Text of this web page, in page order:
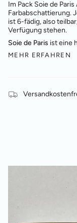
Im Pack Soie de
Farbabschattierung.
ist 6-fädig, also
Verfügung stehen.
Soie de Paris ist eine
MEHR ERFAHREN